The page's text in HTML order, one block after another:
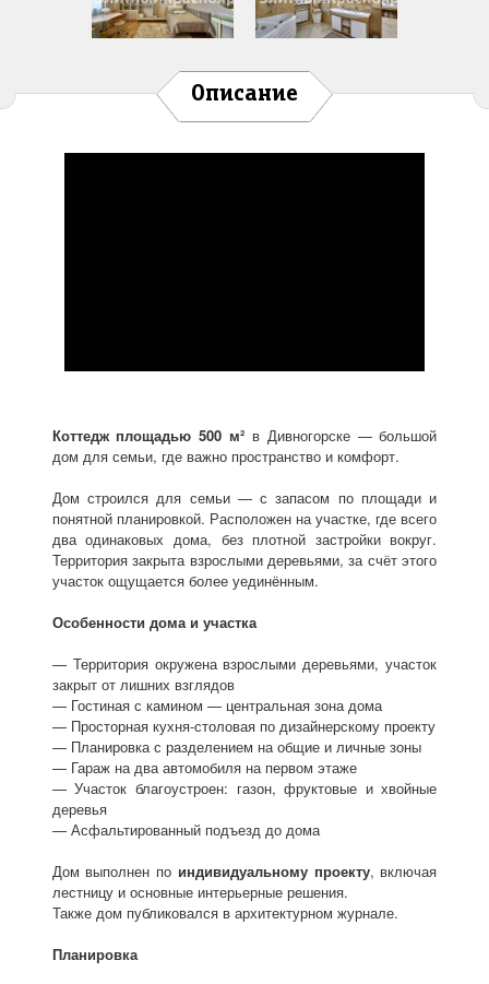
Описание
Коттедж площадью 500 м² в Дивногорске — большой
дом для семьи, где важно пространство и комфорт.
Дом строился для семьи — с запасом по площади и
понятной планировкой. Расположен на участке, где всего
два одинаковых дома, без плотной застройки вокруг.
Территория закрыта взрослыми деревьями, за счёт этого
участок ощущается более уединённым.
Особенности дома и участка
— Территория окружена взрослыми деревьями, участок
закрыт от лишних взглядов
— Гостиная с камином — центральная зона дома
— Просторная кухня-столовая по дизайнерскому проекту
— Планировка с разделением на общие и личные зоны
— Гараж на два автомобиля на первом этаже
— Участок благоустроен: газон, фруктовые и хвойные
деревья
— Асфальтированный подъезд до дома
Дом выполнен по индивидуальному проекту, включая
лестницу и основные интерьерные решения.
Также дом публиковался в архитектурном журнале.
Планировка